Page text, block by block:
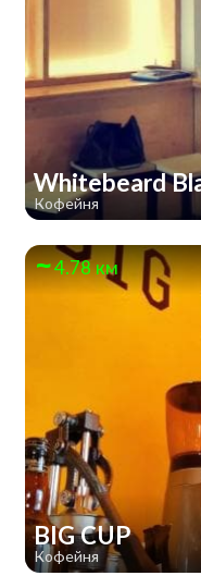
Whitebeard
Кофейня
4.78 км
BIG CUP
Кофейня